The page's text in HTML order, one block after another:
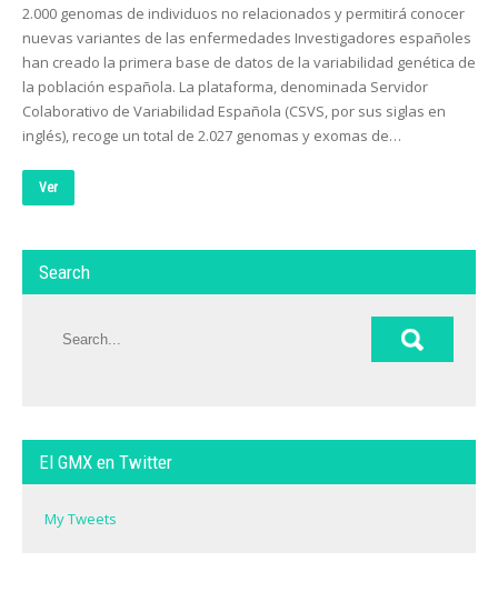
2.000 genomas de individuos no relacionados y permitirá conocer
nuevas variantes de las enfermedades Investigadores españoles
han creado la primera base de datos de la variabilidad genética de
la población española. La plataforma, denominada Servidor
Colaborativo de Variabilidad Española (CSVS, por sus siglas en
inglés), recoge un total de 2.027 genomas y exomas de…
Ver
Search
El GMX en Twitter
My Tweets